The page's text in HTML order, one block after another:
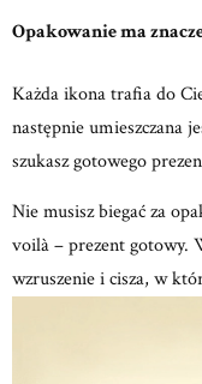
Opakowanie ma
Każda ikona trafia do
następnie umieszczana
szukasz gotowego
Nie musisz biegać za
voilà – prezent gotowy.
wzruszeniei cisza, w